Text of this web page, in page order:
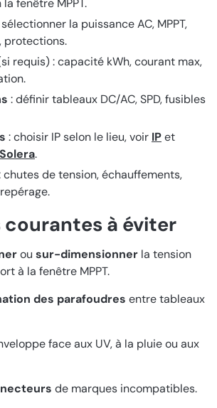
fenêtre MPPT.
sélectionner la puissance AC, MPPT,
protections.
requis) : capacité kWh, courant max,
: définir tableaux DC/AC, SPD, fusibles
: choisir IP selon le lieu, voir IPet
.
chutes de tension, échauffements,
courantes à éviter
ou sur-dimensionner la tension
à la fenêtre MPPT.
des parafoudres entre tableaux
face aux UV, à la pluie ou aux
de marques incompatibles.